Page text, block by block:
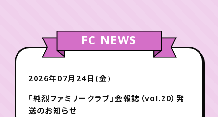
FC NEWS
2026年07月24日(金)
「純烈ファミリークラブ」会報誌（vol.20）発
送のお知らせ